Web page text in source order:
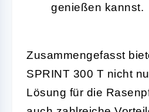
genießen kannst.
Zusammengefasst
SPRINT 300 T nicht
Lösung für die